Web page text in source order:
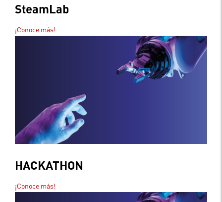
SteamLab
¡Conoce más!
HACKATHON
¡Conoce más!